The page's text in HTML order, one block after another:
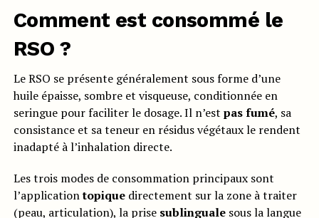
Comment est consommé le
RSO ?
Le RSO se présente généralement sous forme d’une
huile épaisse, sombre et visqueuse, conditionnée en
seringue pour faciliter le dosage. Il n’est pas fumé, sa
consistance et sa teneur en résidus végétaux le rendent
inadapté à l’inhalation directe.
Les trois modes de consommation principaux sont
l’applicationtopiquedirectement sur la zone à traiter
(peau, articulation), la prise sublingualesous la langue